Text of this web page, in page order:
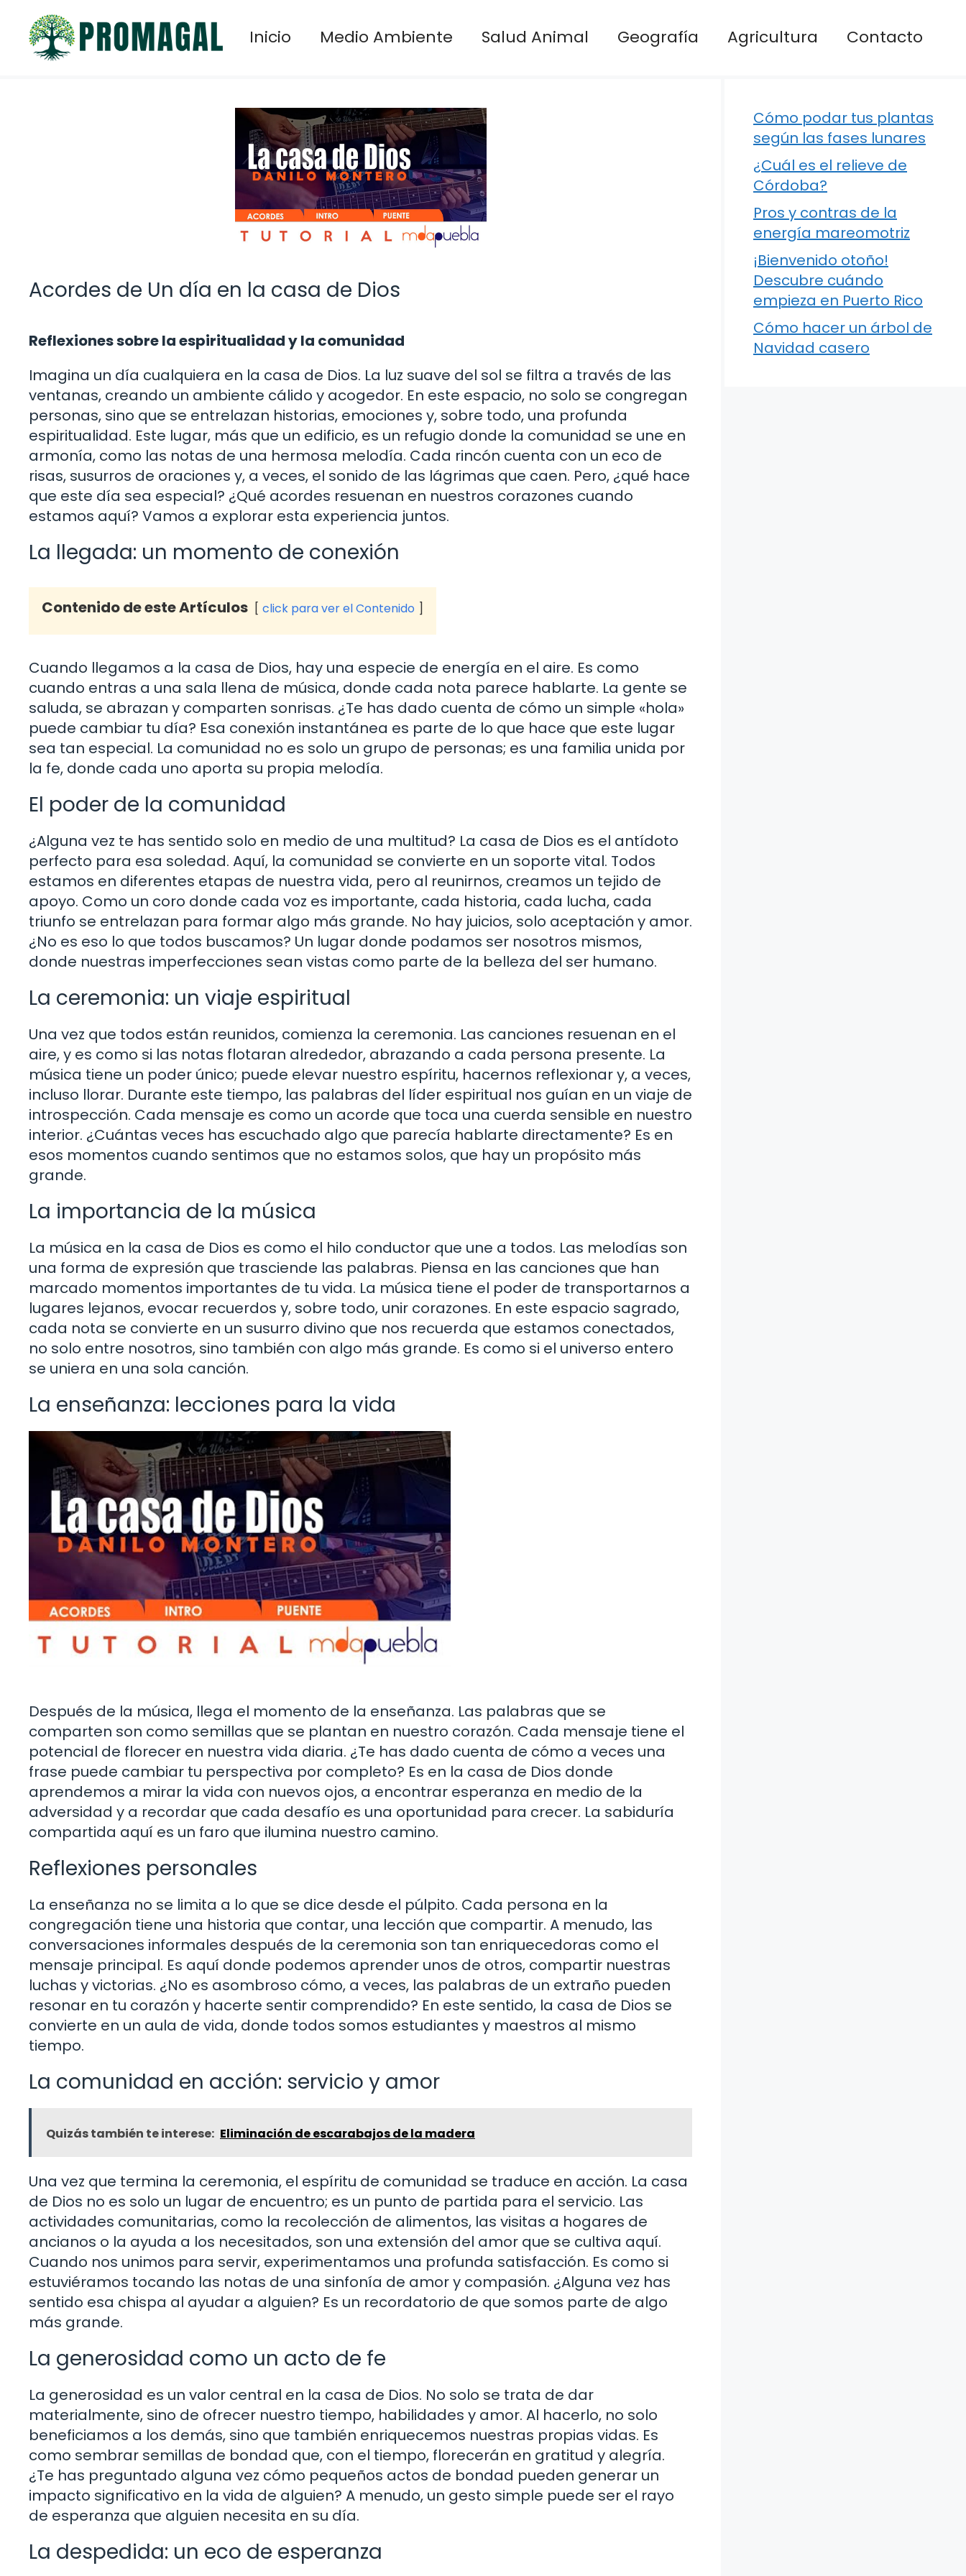
contenido
Inicio Medio Ambiente Salud Animal Geografía Agricultura Contacto
Acordes de Un día en la casa de Dios
Reflexiones sobre la espiritualidad y la comunidad
Imagina un día cualquiera en la casa de Dios. La luz suave del sol se filtra a través de las
ventanas, creando un ambiente cálido y acogedor. En este espacio, no solo se congregan
personas, sino que se entrelazan historias, emociones y, sobre todo, una profunda
espiritualidad. Este lugar, más que un edificio, es un refugio donde la comunidad se une en
armonía, como las notas de una hermosa melodía. Cada rincón cuenta con un eco de
risas, susurros de oraciones y, a veces, el sonido de las lágrimas que caen. Pero, ¿qué hace
que este día sea especial? ¿Qué acordes resuenan en nuestros corazones cuando
estamos aquí? Vamos a explorar esta experiencia juntos.
La llegada: un momento de conexión
Contenido de este Artículos click para ver el Contenido
Cuando llegamos a la casa de Dios, hay una especie de energía en el aire. Es como
cuando entras a una sala llena de música, donde cada nota parece hablarte. La gente se
saluda, se abrazan y comparten sonrisas. ¿Te has dado cuenta de cómo un simple «hola»
puede cambiar tu día? Esa conexión instantánea es parte de lo que hace que este lugar
sea tan especial. La comunidad no es solo un grupo de personas; es una familia unida por
la fe, donde cada uno aporta su propia melodía.
El poder de la comunidad
¿Alguna vez te has sentido solo en medio de una multitud? La casa de Dios es el antídoto
perfecto para esa soledad. Aquí, la comunidad se convierte en un soporte vital. Todos
estamos en diferentes etapas de nuestra vida, pero al reunirnos, creamos un tejido de
apoyo. Como un coro donde cada voz es importante, cada historia, cada lucha, cada
triunfo se entrelazan para formar algo más grande. No hay juicios, solo aceptación y amor.
¿No es eso lo que todos buscamos? Un lugar donde podamos ser nosotros mismos,
donde nuestras imperfecciones sean vistas como parte de la belleza del ser humano.
La ceremonia: un viaje espiritual
Una vez que todos están reunidos, comienza la ceremonia. Las canciones resuenan en el
aire, y es como si las notas flotaran alrededor, abrazando a cada persona presente. La
música tiene un poder único; puede elevar nuestro espíritu, hacernos reflexionar y, a veces,
incluso llorar. Durante este tiempo, las palabras del líder espiritual nos guían en un viaje de
introspección. Cada mensaje es como un acorde que toca una cuerda sensible en nuestro
interior. ¿Cuántas veces has escuchado algo que parecía hablarte directamente? Es en
esos momentos cuando sentimos que no estamos solos, que hay un propósito más
grande.
La importancia de la música
La música en la casa de Dios es como el hilo conductor que une a todos. Las melodías son
una forma de expresión que trasciende las palabras. Piensa en las canciones que han
marcado momentos importantes de tu vida. La música tiene el poder de transportarnos a
lugares lejanos, evocar recuerdos y, sobre todo, unir corazones. En este espacio sagrado,
cada nota se convierte en un susurro divino que nos recuerda que estamos conectados,
no solo entre nosotros, sino también con algo más grande. Es como si el universo entero
se uniera en una sola canción.
La enseñanza: lecciones para la vida
Después de la música, llega el momento de la enseñanza. Las palabras que se
comparten son como semillas que se plantan en nuestro corazón. Cada mensaje tiene el
potencial de florecer en nuestra vida diaria. ¿Te has dado cuenta de cómo a veces una
frase puede cambiar tu perspectiva por completo? Es en la casa de Dios donde
aprendemos a mirar la vida con nuevos ojos, a encontrar esperanza en medio de la
adversidad y a recordar que cada desafío es una oportunidad para crecer. La sabiduría
compartida aquí es un faro que ilumina nuestro camino.
Reflexiones personales
La enseñanza no se limita a lo que se dice desde el púlpito. Cada persona en la
congregación tiene una historia que contar, una lección que compartir. A menudo, las
conversaciones informales después de la ceremonia son tan enriquecedoras como el
mensaje principal. Es aquí donde podemos aprender unos de otros, compartir nuestras
luchas y victorias. ¿No es asombroso cómo, a veces, las palabras de un extraño pueden
resonar en tu corazón y hacerte sentir comprendido? En este sentido, la casa de Dios se
convierte en un aula de vida, donde todos somos estudiantes y maestros al mismo
tiempo.
La comunidad en acción: servicio y amor
Quizás también te interese: Eliminación de escarabajos de la madera
Una vez que termina la ceremonia, el espíritu de comunidad se traduce en acción. La casa
de Dios no es solo un lugar de encuentro; es un punto de partida para el servicio. Las
actividades comunitarias, como la recolección de alimentos, las visitas a hogares de
ancianos o la ayuda a los necesitados, son una extensión del amor que se cultiva aquí.
Cuando nos unimos para servir, experimentamos una profunda satisfacción. Es como si
estuviéramos tocando las notas de una sinfonía de amor y compasión. ¿Alguna vez has
sentido esa chispa al ayudar a alguien? Es un recordatorio de que somos parte de algo
más grande.
La generosidad como un acto de fe
La generosidad es un valor central en la casa de Dios. No solo se trata de dar
materialmente, sino de ofrecer nuestro tiempo, habilidades y amor. Al hacerlo, no solo
beneficiamos a los demás, sino que también enriquecemos nuestras propias vidas. Es
como sembrar semillas de bondad que, con el tiempo, florecerán en gratitud y alegría.
¿Te has preguntado alguna vez cómo pequeños actos de bondad pueden generar un
impacto significativo en la vida de alguien? A menudo, un gesto simple puede ser el rayo
de esperanza que alguien necesita en su día.
La despedida: un eco de esperanza
Cómo podar tus plantas
según las fases lunares
¿Cuál es el relieve de
Córdoba?
Pros y contras de la
energía mareomotriz
¡Bienvenido otoño!
Descubre cuándo
empieza en Puerto Rico
Cómo hacer un árbol de
Navidad casero